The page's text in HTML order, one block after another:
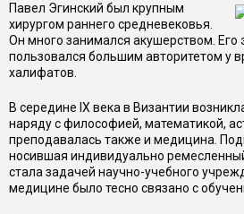
Павел Эгинский был крупным
хирургом раннего средневековья.
Он много занимался акушерством. Его
пользовался большим авторитетом у
халифатов.
В середине IX века в Византии
наряду с философией, математикой,
преподавалась также и медицина.
носившая индивидуально
стала задачей научно-учебного
медицине было тесно связано с